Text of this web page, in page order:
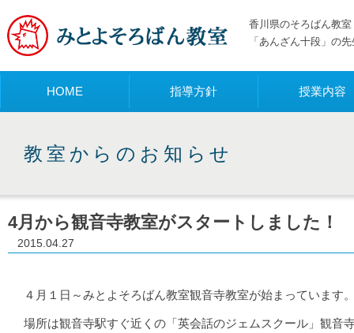
香川県のそろばん教
「あんざん十段」の
HOME 指導方針 授業内容
教室からのお知らせ
4月から観音寺教室がスタートしました！
2015.04.27
４月１日～みとよそろばん教室観音寺教室が始まっています
場所は観音寺駅すぐ近くの「英会話のジェムスクール」観